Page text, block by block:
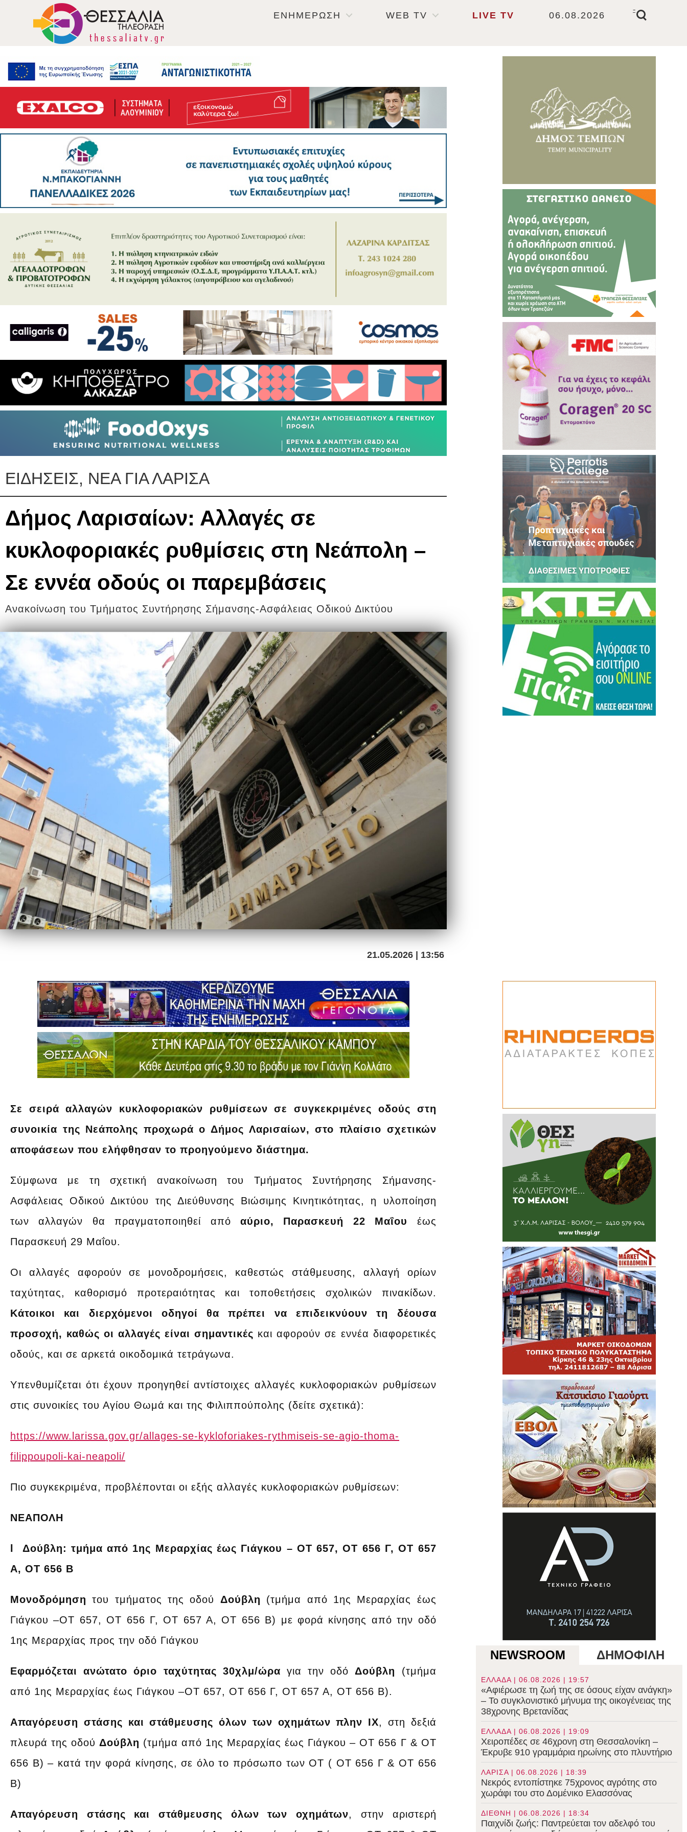
ΕΝΗΜΕΡΩΣΗ WEB TV LIVE TV 06.08.2026
-
ΕΙΔΗΣΕΙΣ, ΝΕΑ ΓΙΑ ΛΑΡΙΣΑ
Δήμος Λαρισαίων: Αλλαγές σε
κυκλοφοριακές ρυθμίσεις στη Νεάπολη –
Σε εννέα οδούς οι παρεμβάσεις
Ανακοίνωση του Τμήματος Συντήρησης Σήμανσης-Ασφάλειας Οδικού Δικτύου
21.05.2026 | 13:56
Σε σειρά αλλαγών κυκλοφοριακών ρυθμίσεων σε συγκεκριμένες οδούς στη
συνοικία της Νεάπολης προχωρά ο Δήμος Λαρισαίων, στο πλαίσιο σχετικών
αποφάσεων που ελήφθησαν το προηγούμενο διάστημα.
Σύμφωνα με τη σχετική ανακοίνωση του Τμήματος Συντήρησης Σήμανσης-
Ασφάλειας Οδικού Δικτύου της Διεύθυνσης Βιώσιμης Κινητικότητας, η υλοποίηση
των αλλαγών θα πραγματοποιηθεί από αύριο, Παρασκευή 22 Μαΐου
έως
Παρασκευή 29 Μαΐου.
Οι αλλαγές αφορούν σε μονοδρομήσεις, καθεστώς στάθμευσης, αλλαγή ορίων
ταχύτητας, καθορισμό προτεραιότητας και τοποθετήσεις σχολικών πινακίδων.
Κάτοικοι και διερχόμενοι οδηγοί θα πρέπει να επιδεικνύουν τη δέουσα
προσοχή, καθώς οι αλλαγές είναι σημαντικές και αφορούν σε εννέα διαφορετικές
οδούς, και σε αρκετά οικοδομικά τετράγωνα.
Υπενθυμίζεται ότι έχουν προηγηθεί αντίστοιχες αλλαγές κυκλοφοριακών ρυθμίσεων
στις συνοικίες του Αγίου Θωμά και της Φιλιππούπολης (δείτε σχετικά):
https://www.larissa.gov.gr/allages-se-kykloforiakes-rythmiseis-se-agio-thoma-
filippoupoli-kai-neapoli/
Πιο συγκεκριμένα, προβλέπονται οι εξής αλλαγές κυκλοφοριακών ρυθμίσεων:
ΝΕΑΠΟΛΗ
l Δούβλη: τμήμα από 1ης Μεραρχίας έως Γιάγκου – OT 657, OT 656 Γ, ΟΤ 657
Α, ΟΤ 656 Β
Μονοδρόμησητου τμήματος της οδού Δούβλη (τμήμα από 1ης Μεραρχίας έως
Γιάγκου –OT 657, OT 656 Γ, ΟΤ 657 Α, ΟΤ 656 Β) με φορά κίνησης από την οδό
1ης Μεραρχίας προς την οδό Γιάγκου
Eφαρμόζεται ανώτατο όριο ταχύτητας 30χλμ/ώρα για την οδόΔούβλη (τμήμα
από 1ης Μεραρχίας έως Γιάγκου –OT 657, OT 656 Γ, ΟΤ 657 Α, ΟΤ 656 Β).
Απαγόρευση στάσης και στάθμευσης όλων των οχημάτων πλην ΙΧ, στη δεξιά
πλευρά της οδούΔούβλη (τμήμα από 1ης Μεραρχίας έως Γιάγκου – OT 656 Γ & ΟΤ
656 Β) – κατά την φορά κίνησης, σε όλο το πρόσωπο των ΟΤ ( OT 656 Γ & ΟΤ 656
Β)
Απαγόρευση στάσης και στάθμευσης όλων των οχημάτων, στην αριστερή
NEWSROOM ΔΗΜΟΦΙΛΗ
ΕΛΛΑΔΑ | 06.08.2026 | 19:57
«Αφιέρωσε τη ζωή της σε όσους είχαν ανάγκη»
– Το συγκλονιστικό μήνυμα της οικογένειας της
38χρονης Βρετανίδας
ΕΛΛΑΔΑ | 06.08.2026 | 19:09
Χειροπέδες σε 46χρονη στη Θεσσαλονίκη –
Έκρυβε 910 γραμμάρια ηρωίνης στο πλυντήριο
ΛΑΡΙΣΑ | 06.08.2026 | 18:39
Νεκρός εντοπίστηκε 75χρονος αγρότης στο
χωράφι του στο Δομένικο Ελασσόνας
ΔΙΕΘΝΗ | 06.08.2026 | 18:34
Παιχνίδι ζωής: Παντρεύεται τον αδελφό του